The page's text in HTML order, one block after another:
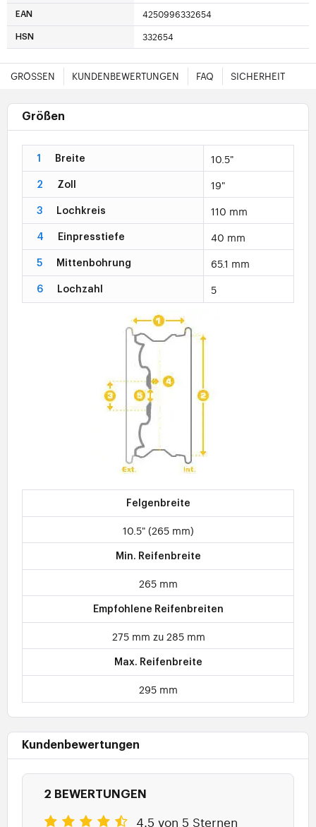
EAN 4250996332654
HSN 332654
GRÖSSEN KUNDENBEWERTUNGEN FAQ SICHERHEIT
Größen
1 Breite 10.5"
2 Zoll 19"
3 Lochkreis 110 mm
4 Einpresstiefe 40 mm
5 Mittenbohrung 65.1 mm
6 Lochzahl 5
Felgenbreite
10.5" (265 mm)
Min. Reifenbreite
265 mm
Empfohlene Reifenbreiten
275 mm zu 285 mm
Max. Reifenbreite
295 mm
Kundenbewertungen
2 BEWERTUNGEN
4.5 von 5 Sternen